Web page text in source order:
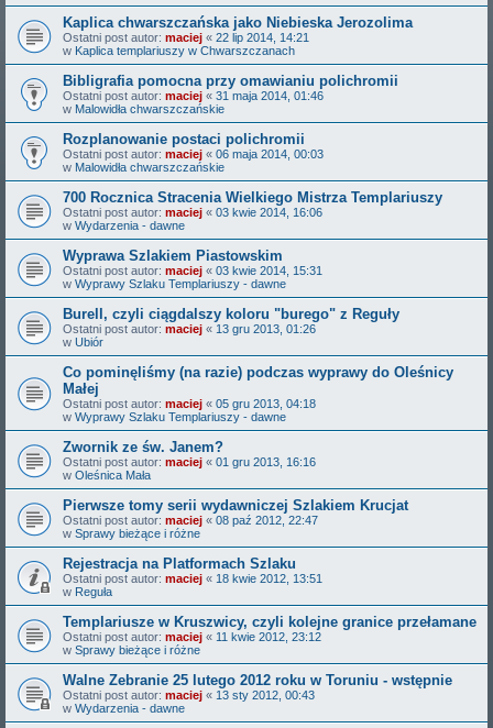
Kaplica chwarszczańska jako Niebieska Jerozolima
Ostatni post autor: maciej « 22 lip 2014, 14:21
w Kaplica templariuszy w Chwarszczanach
Bibligrafia pomocna przy omawianiu polichromii
Ostatni post autor: maciej « 31 maja 2014, 01:46
w Malowidła chwarszczańskie
Rozplanowanie postaci polichromii
Ostatni post autor: maciej « 06 maja 2014, 00:03
w Malowidła chwarszczańskie
700 Rocznica Stracenia Wielkiego Mistrza Templariuszy
Ostatni post autor: maciej « 03 kwie 2014, 16:06
w Wydarzenia - dawne
Wyprawa Szlakiem Piastowskim
Ostatni post autor: maciej « 03 kwie 2014, 15:31
w Wyprawy Szlaku Templariuszy - dawne
Burell, czyli ciągdalszy koloru "burego" z Reguły
Ostatni post autor: maciej « 13 gru 2013, 01:26
w Ubiór
Co pominęliśmy (na razie) podczas wyprawy do Oleśnicy
Małej
Ostatni post autor: maciej « 05 gru 2013, 04:18
w Wyprawy Szlaku Templariuszy - dawne
Zwornik ze św. Janem?
Ostatni post autor: maciej « 01 gru 2013, 16:16
w Oleśnica Mała
Pierwsze tomy serii wydawniczej Szlakiem Krucjat
Ostatni post autor: maciej « 08 paź 2012, 22:47
w Sprawy bieżące i różne
Rejestracja na Platformach Szlaku
Ostatni post autor: maciej « 18 kwie 2012, 13:51
w Reguła
Templariusze w Kruszwicy, czyli kolejne granice przełamane
Ostatni post autor: maciej « 11 kwie 2012, 23:12
w Sprawy bieżące i różne
Walne Zebranie 25 lutego 2012 roku w Toruniu - wstępnie
Ostatni post autor: maciej « 13 sty 2012, 00:43
w Wydarzenia - dawne